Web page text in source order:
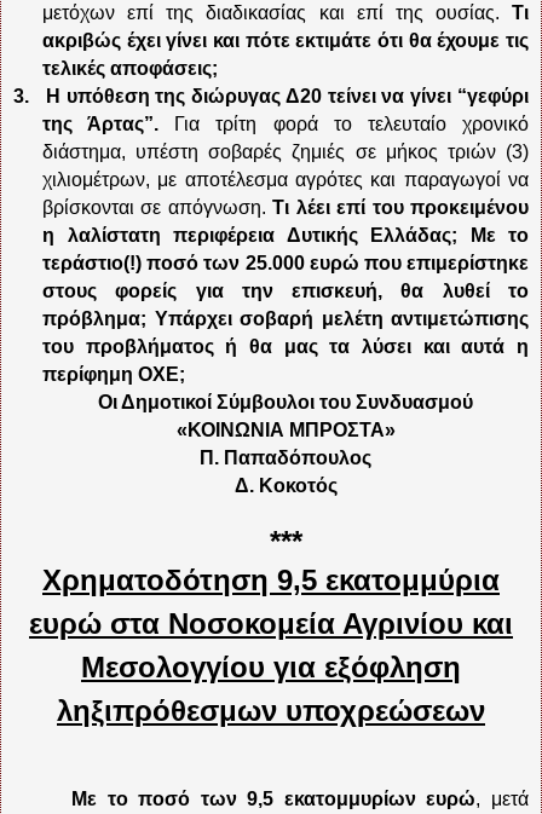
μετόχων επί της διαδικασίας και επί της ουσίας. Τι
ακριβώς έχει γίνει και πότε εκτιμάτε ότι θα έχουμε τις
τελικές αποφάσεις;
3.
Η υπόθεση της διώρυγας Δ20 τείνει να γίνει “γεφύρι
της Άρτας”. Για τρίτη φορά το τελευταίο χρονικό
διάστημα, υπέστη σοβαρές ζημιές σε μήκος τριών (3)
χιλιομέτρων, με αποτέλεσμα αγρότες και παραγωγοί να
βρίσκονται σε απόγνωση.Τι λέει επί του προκειμένου
η λαλίστατη περιφέρεια Δυτικής Ελλάδας; Με το
τεράστιο(!) ποσό των 25.000 ευρώ που επιμερίστηκε
στους φορείς για την επισκευή, θα λυθεί το
πρόβλημα; Υπάρχει σοβαρή μελέτη αντιμετώπισης
του προβλήματος ή θα μας τα λύσει και αυτά η
περίφημη ΟΧΕ;
Οι Δημοτικοί Σύμβουλοι του Συνδυασμού
«ΚΟΙΝΩΝΙΑ ΜΠΡΟΣΤΑ»
Π. Παπαδόπουλος
Δ. Κοκοτός
***
Χρηματοδότηση 9,5 εκατομμύρια
ευρώ στα Νοσοκομεία Αγρινίου και
Μεσολογγίου για εξόφληση
ληξιπρόθεσμων υποχρεώσεων
Με το ποσό των 9,5 εκατομμυρίων ευρώ, μετά